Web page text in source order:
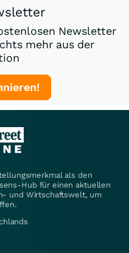
Newsletter
mehr aus der
als den
Hub für einen aktuellen
und Wirtschaftswelt, um